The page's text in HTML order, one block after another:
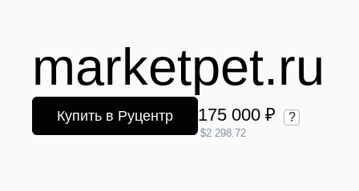
marketpet.ru
Купить в Руцентр 175 000 ₽ ?
$2 298.72